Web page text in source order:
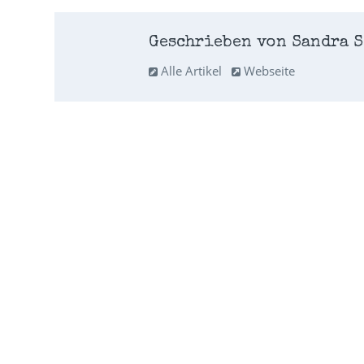
Geschrieben von Sandra
Alle Artikel
Webseite